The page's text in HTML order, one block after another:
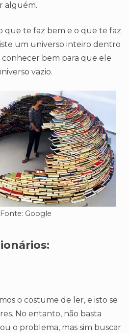
alguém.
que te faz bem e o que te faz
um universo inteiro dentro
conhecer bem para que ele
vazio.
Fonte: Google
o costume de ler, e isto se
No entanto, não basta
o problema, mas sim buscar